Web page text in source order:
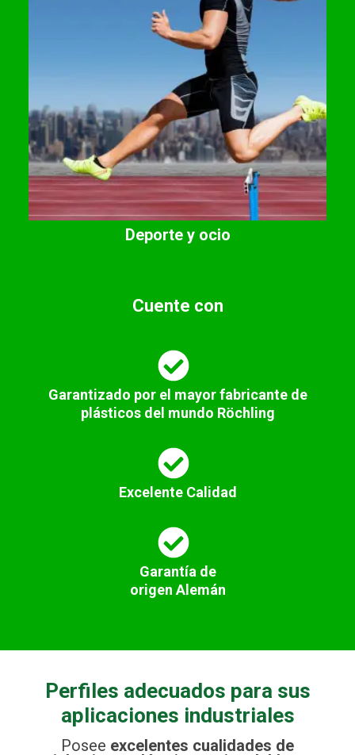
Deporte y ocio
Cuente con
Garantizado por el mayor fabricante de
plásticos del mundo Röchling​
Excelente Calidad
Garantía de
origen Alemán
Perfiles adecuados para sus
aplicaciones industriales
Posee excelentes cualidades de